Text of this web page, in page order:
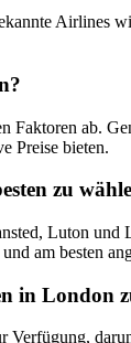
Faktoren ab.
Preise bieten.
zu
Luton
am besten
in London